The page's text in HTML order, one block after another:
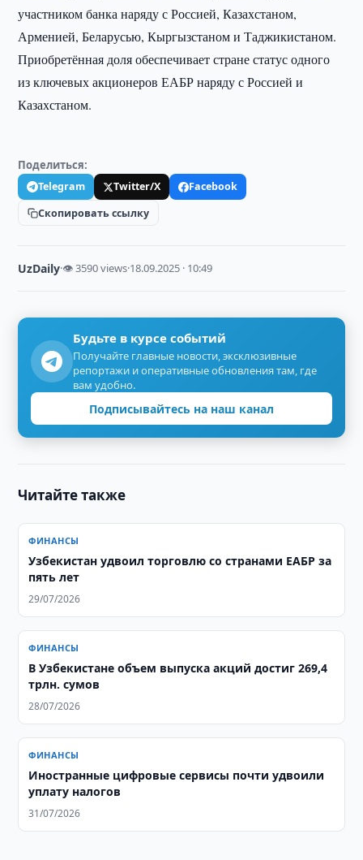
участником банка наряду с Россией, Казахстаном,
Арменией, Беларусью, Кыргызстаном и Таджикистаном.
Приобретённая доля обеспечивает стране статус одного
из ключевых акционеров ЕАБР наряду с Россией и
Казахстаном.
Поделиться:
Telegram Twitter/X
Facebook
Скопировать ссылку
UzDaily·👁 3590 views·18.09.2025 · 10:49
Будьте в курсе событий
Получайте главные новости, эксклюзивные
репортажи и оперативные обновления там, где
вам удобно.
Подписывайтесь на наш канал
Читайте также
ФИНАНСЫ
Узбекистан удвоил торговлю со странами ЕАБР за
пять лет
29/07/2026
ФИНАНСЫ
​​​​​​​В Узбекистане объем выпуска акций достиг 269,4
трлн. сумов
28/07/2026
ФИНАНСЫ
Иностранные цифровые сервисы почти удвоили
уплату налогов
31/07/2026